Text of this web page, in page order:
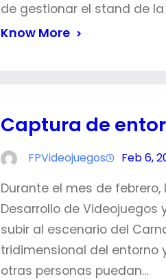
de gestionar el stand de
Know More
Captura de
FPVideojuegos Feb 6,
Durante el mes de
Desarrollo de
subir al escenario del
tridimensional del entorno
otras personas puedan…